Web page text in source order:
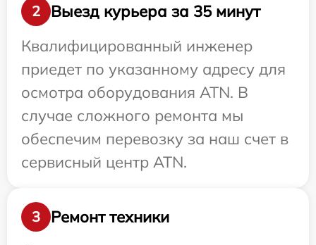
2
Выезд курьера за 35 минут
Квалифицированный инженер
приедет по указанному адресу для
осмотра оборудования ATN. В
случае сложного ремонта мы
обеспечим перевозку за наш счет в
сервисный центр ATN.
3
Ремонт техники